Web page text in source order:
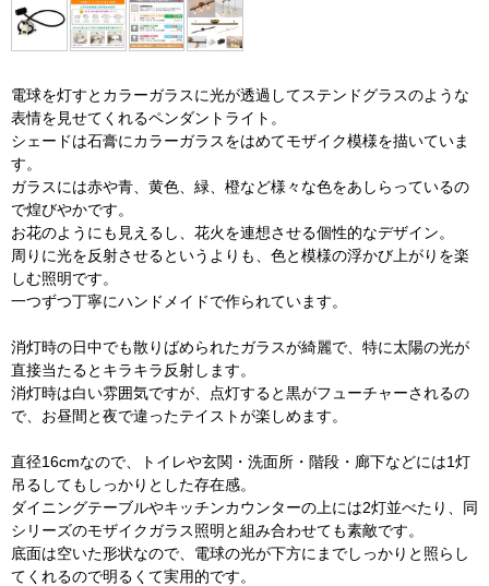
電球を灯すとカラーガラスに光が透過してステンドグラスのような
表情を見せてくれるペンダントライト。
シェードは石膏にカラーガラスをはめてモザイク模様を描いていま
す。
ガラスには赤や青、黄色、緑、橙など様々な色をあしらっているの
で煌びやかです。
お花のようにも見えるし、花火を連想させる個性的なデザイン。
周りに光を反射させるというよりも、色と模様の浮かび上がりを楽
しむ照明です。
一つずつ丁寧にハンドメイドで作られています。
消灯時の日中でも散りばめられたガラスが綺麗で、特に太陽の光が
直接当たるとキラキラ反射します。
消灯時は白い雰囲気ですが、点灯すると黒がフューチャーされるの
で、お昼間と夜で違ったテイストが楽しめます。
直径16cmなので、トイレや玄関・洗面所・階段・廊下などには1灯
吊るしてもしっかりとした存在感。
ダイニングテーブルやキッチンカウンターの上には2灯並べたり、同
シリーズのモザイクガラス照明と組み合わせても素敵です。
底面は空いた形状なので、電球の光が下方にまでしっかりと照らし
てくれるので明るくて実用的です。